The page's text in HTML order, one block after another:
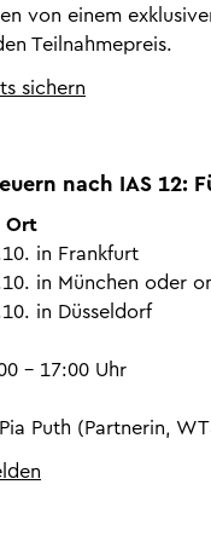
von einem
Teilnahmepreis.
sichern
nach IAS 12:
Ort
in Frankfurt
in München oder
in Düsseldorf
- 17:00 Uhr
Pia Puth (Partnerin,